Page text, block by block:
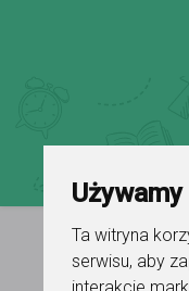
Ta witryna
serwisu, aby